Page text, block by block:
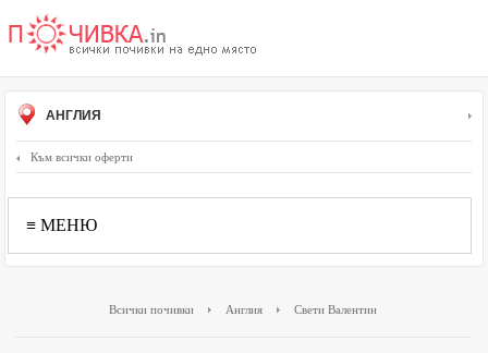
АНГЛИЯ
Към всички оферти
≡ МЕНЮ
Всички почивки Англия Свети Валентин